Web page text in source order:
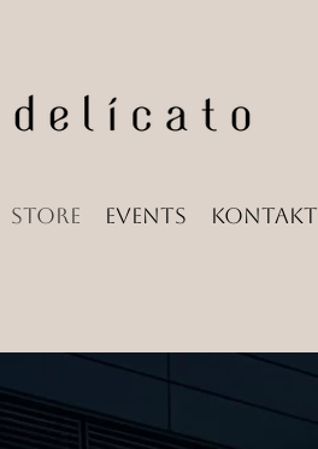
Store Events Kontakt